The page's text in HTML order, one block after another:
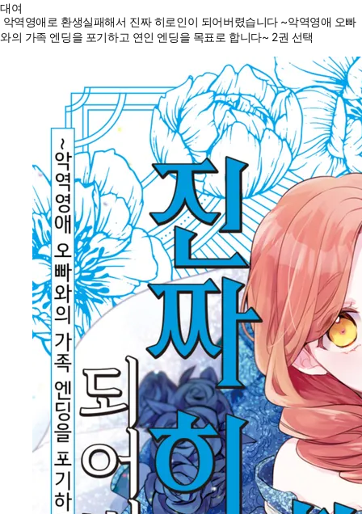
대여
악역영애로 환생실패해서 진짜 히로인이 되어버렸습니다 ~악역영애 오빠
와의 가족 엔딩을 포기하고 연인 엔딩을 목표로 합니다~ 2권 선택